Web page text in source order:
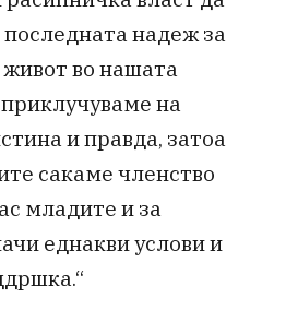
последната надеж за
во нашата
на
и правда, затоа
сакаме членство
младите и за
еднакви услови и